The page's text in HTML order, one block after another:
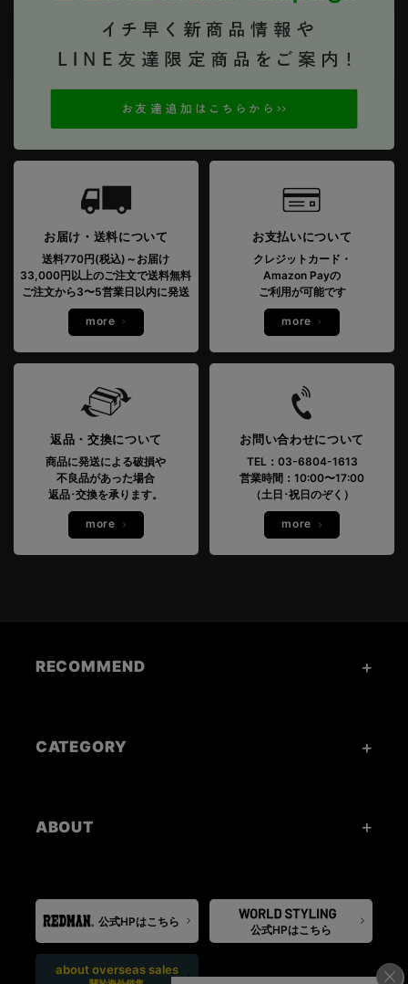
お届け・送料について
送料770円(税込)～お届け
33,000円以上のご注文で送料無料
ご注文から3〜5営業日以内に発送
more
お支払いについて
クレジットカード・
Amazon Payの
ご利用が可能です
more
返品・交換について
商品に発送による破損や
不良品があった場合
返品･交換を承ります。
more
お問い合わせについて
TEL：03-6804-1613
営業時間：10:00〜17:00
（土日･祝日のぞく）
more
RECOMMEND
CATEGORY
ABOUT
公式HPはこちら
公式HPはこちら
about overseas sales